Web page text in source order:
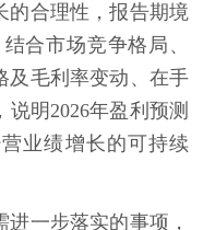
的合理性，报告期境
合市场竞争格局、
及毛利率变动、在手
明2026年盈利预测
业绩增长的可持续
一步落实的事项，